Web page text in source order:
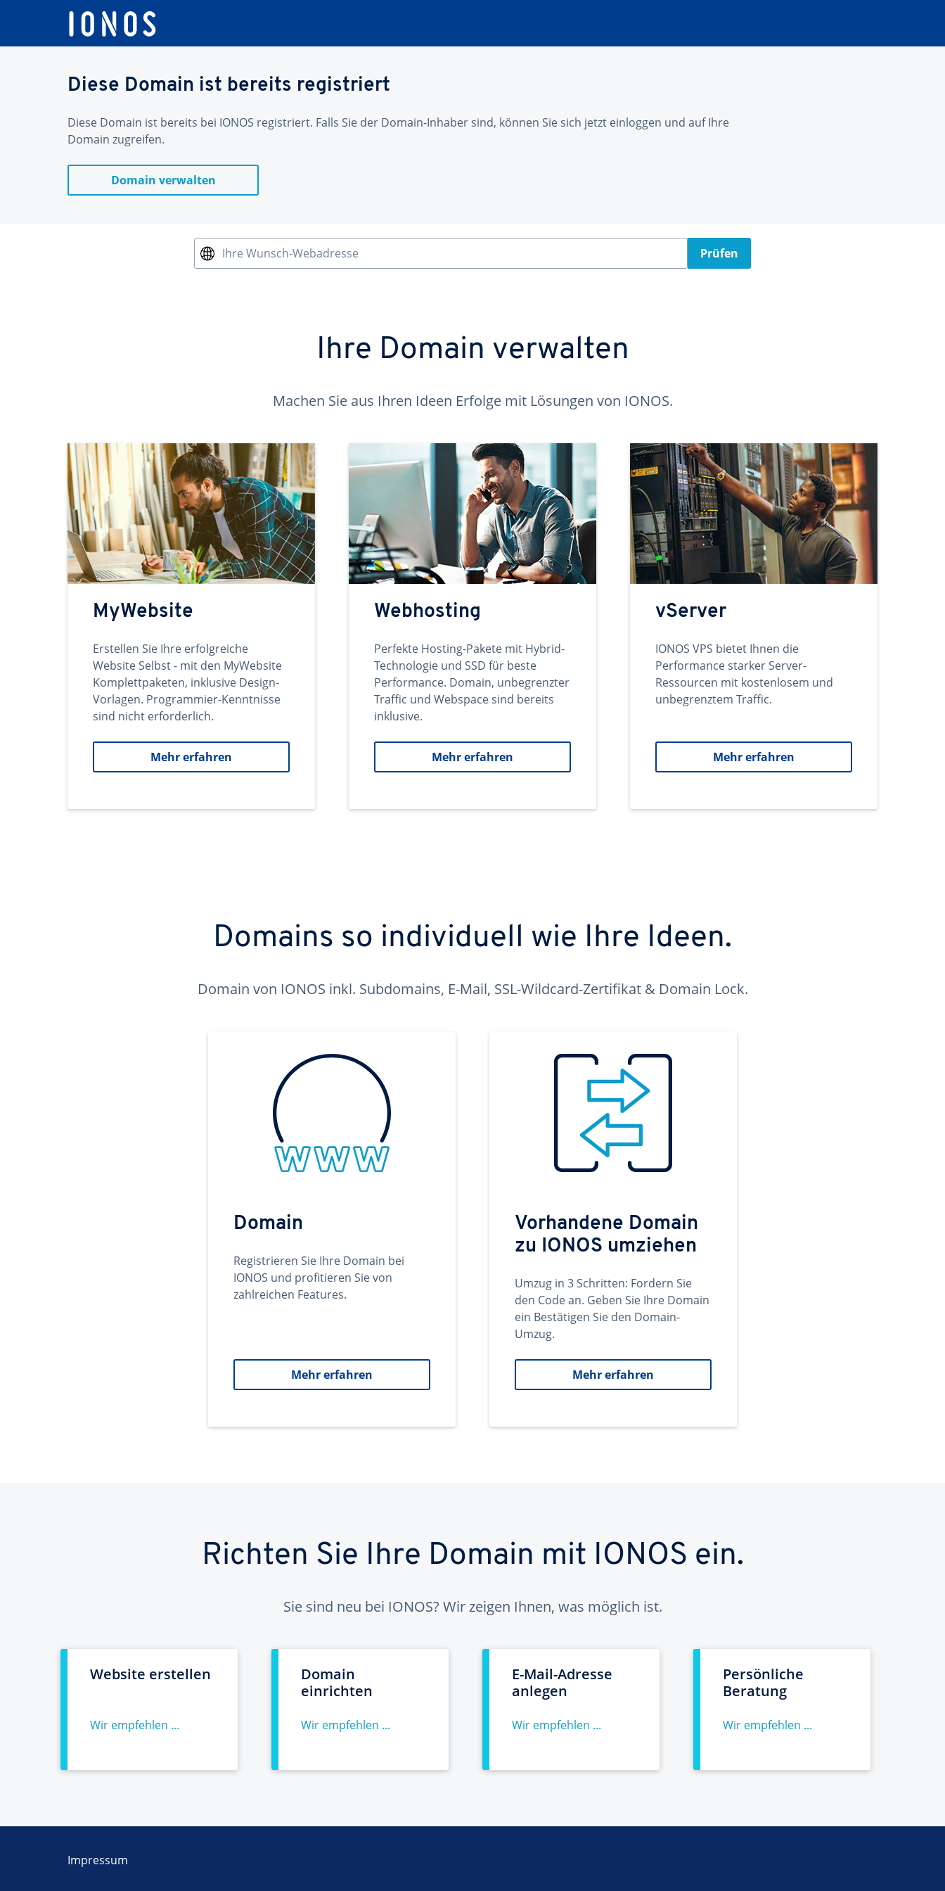
Diese Domain ist bereits registriert
Diese Domain ist bereits bei IONOS registriert. Falls Sie der Domain-Inhaber sind, können Sie sich jetzt einloggen und auf Ihre
Domain zugreifen.
Domain verwalten
Ihre Wunsch-Webadresse Prüfen
Ihre Domain verwalten
Machen Sie aus Ihren Ideen Erfolge mit Lösungen von IONOS.
MyWebsite
Erstellen Sie Ihre erfolgreiche
Website Selbst - mit den MyWebsite
Komplettpaketen, inklusive Design-
Vorlagen. Programmier-Kenntnisse
sind nicht erforderlich.
Mehr erfahren
Webhosting
Perfekte Hosting-Pakete mit Hybrid-
Technologie und SSD für beste
Performance. Domain, unbegrenzter
Traffic und Webspace sind bereits
inklusive.
Mehr erfahren
vServer
IONOS VPS bietet Ihnen die
Performance starker Server-
Ressourcen mit kostenlosem und
unbegrenztem Traffic.
Mehr erfahren
Domains so individuell wie Ihre Ideen.
Domain von IONOS inkl. Subdomains, E-Mail, SSL-Wildcard-Zertifikat & Domain Lock.
Domain
Registrieren Sie Ihre Domain bei
IONOS und profitieren Sie von
zahlreichen Features.
Mehr erfahren
Vorhandene Domain
zu IONOS umziehen
Umzug in 3 Schritten: Fordern Sie
den Code an. Geben Sie Ihre Domain
ein Bestätigen Sie den Domain-
Umzug.
Mehr erfahren
Richten Sie Ihre Domain mit IONOS ein.
Sie sind neu bei IONOS? Wir zeigen Ihnen, was möglich ist.
Website erstellen
Wir empfehlen ...
Domain
einrichten
Wir empfehlen ...
E-Mail-Adresse
anlegen
Wir empfehlen ...
Persönliche
Beratung
Wir empfehlen ...
Impressum